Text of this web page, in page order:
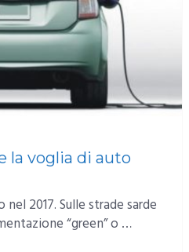
la voglia di auto
2017. Sulle strade sarde
“green” o …